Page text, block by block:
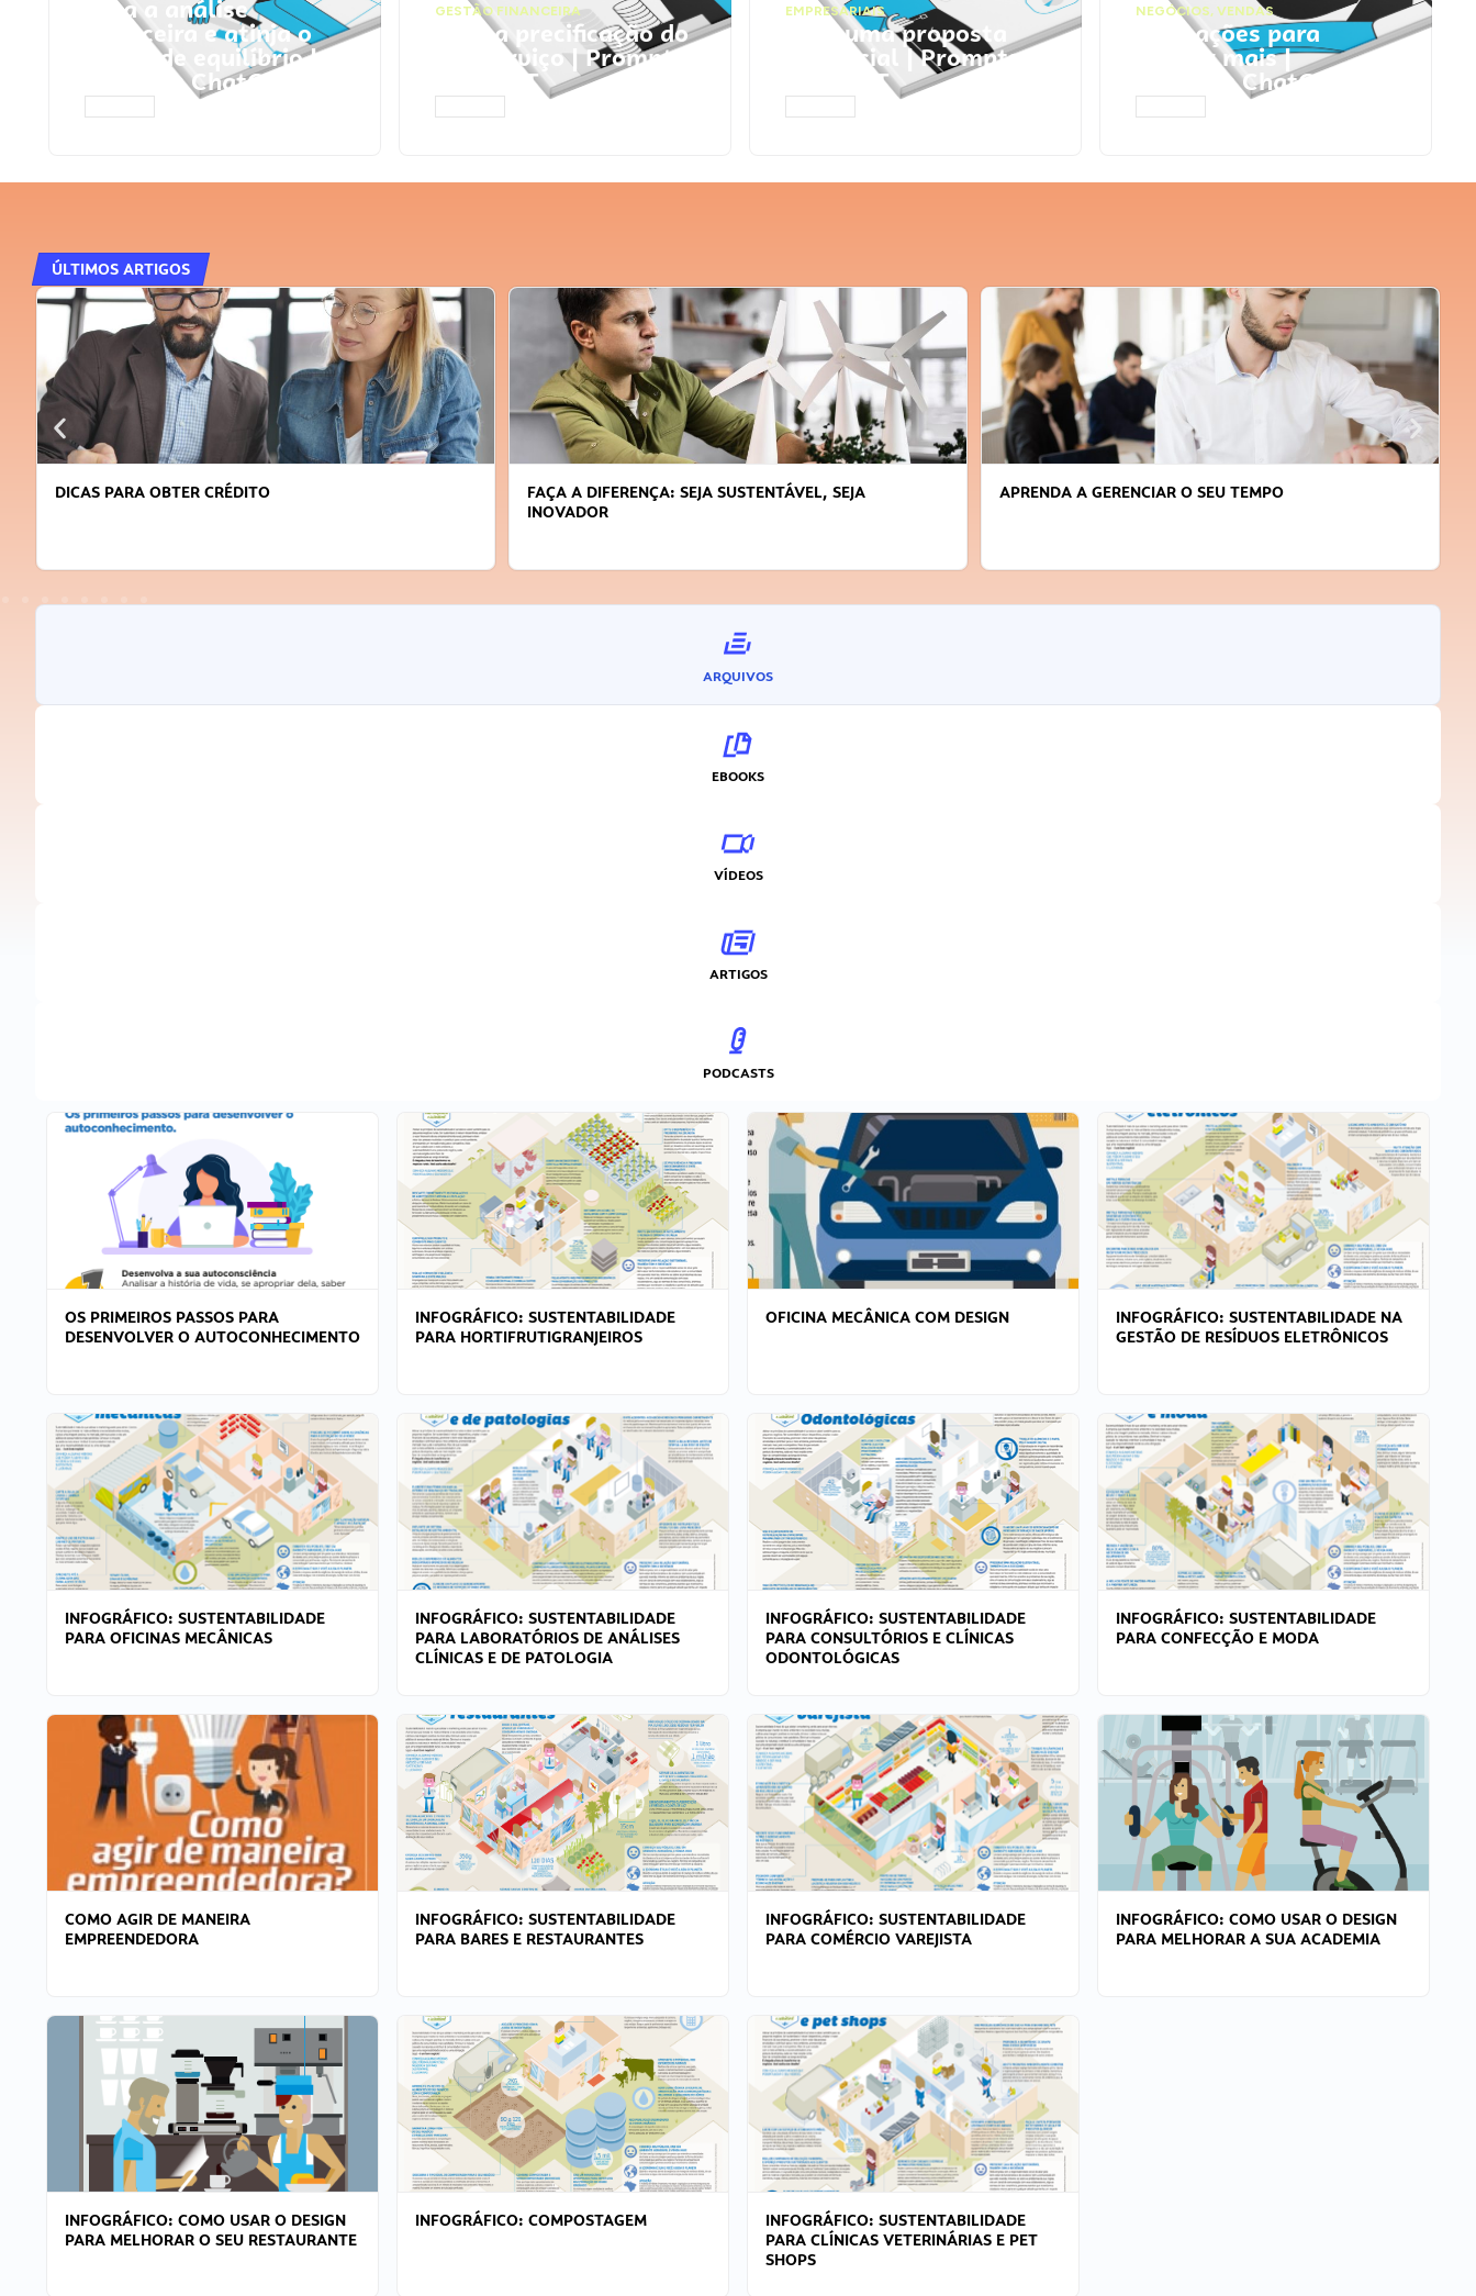
Faça a análise
financeira e atinja o
ponto de equilíbrio |
Prompts ChatGPT
GESTÃO FINANCEIRA
Faça a precificação do
seu serviço | Prompts
ChatGPT
EMPRESARIAIS
Faça uma proposta
comercial | Prompts
ChatGPT
NEGÓCIOS, VENDAS
Faça ações para
vender mais |
Prompts ChatGPT
ÚLTIMOS ARTIGOS
DICAS PARA OBTER CRÉDITO
FAÇA A DIFERENÇA: SEJA SUSTENTÁVEL, SEJA
INOVADOR
APRENDA A GERENCIAR O SEU TEMPO
ARQUIVOS
EBOOKS
VÍDEOS
ARTIGOS
PODCASTS
OS PRIMEIROS PASSOS PARA
DESENVOLVER O AUTOCONHECIMENTO
INFOGRÁFICO: SUSTENTABILIDADE
PARA HORTIFRUTIGRANJEIROS
OFICINA MECÂNICA COM DESIGN
INFOGRÁFICO: SUSTENTABILIDADE NA
GESTÃO DE RESÍDUOS ELETRÔNICOS
INFOGRÁFICO: SUSTENTABILIDADE
PARA OFICINAS MECÂNICAS
INFOGRÁFICO: SUSTENTABILIDADE
PARA LABORATÓRIOS DE ANÁLISES
CLÍNICAS E DE PATOLOGIA
INFOGRÁFICO: SUSTENTABILIDADE
PARA CONSULTÓRIOS E CLÍNICAS
ODONTOLÓGICAS
INFOGRÁFICO: SUSTENTABILIDADE
PARA CONFECÇÃO E MODA
COMO AGIR DE MANEIRA
EMPREENDEDORA
INFOGRÁFICO: SUSTENTABILIDADE
PARA BARES E RESTAURANTES
INFOGRÁFICO: SUSTENTABILIDADE
PARA COMÉRCIO VAREJISTA
INFOGRÁFICO: COMO USAR O DESIGN
PARA MELHORAR A SUA ACADEMIA
INFOGRÁFICO: COMO USAR O DESIGN
PARA MELHORAR O SEU RESTAURANTE
INFOGRÁFICO: COMPOSTAGEM
INFOGRÁFICO: SUSTENTABILIDADE
PARA CLÍNICAS VETERINÁRIAS E PET
SHOPS